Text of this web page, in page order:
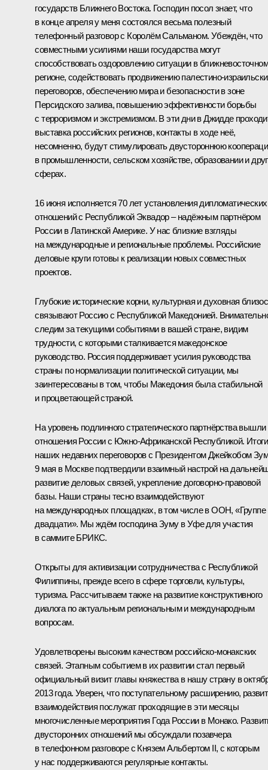
государств Ближнего Востока. Господин посол знает, что
в конце апреля у меня состоялся весьма полезный
телефонный разговор с Королём Сальманом. Убеждён, что
совместными усилиями наши государства могут
способствовать оздоровлению ситуации в ближневосточном
регионе, содействовать продвижению палестино-
переговоров, обеспечению мира и безопасности в зоне
Персидского залива, повышению эффективности борьбы
с терроризмом и экстремизмом. В эти дни в Джидде
выставка российских регионов, контакты в ходе неё,
несомненно, будут стимулировать двустороннюю
в промышленности, сельском хозяйстве, образовании и
сферах.
16 июня исполняется 70 лет установления дипломатических
отношений с Республикой Эквадор – надёжным партнёром
России в Латинской Америке. У нас близкие взгляды
на международные и региональные проблемы. Российские
деловые круги готовы к реализации новых совместных
проектов.
Глубокие исторические корни, культурная и духовная
связывают Россию с Республикой Македонией.
следим за текущими событиями в вашей стране, видим
трудности, с которыми сталкивается македонское
руководство. Россия поддерживает усилия руководства
страны по нормализации политической ситуации, мы
заинтересованы в том, чтобы Македония была стабильной
и процветающей страной.
На уровень подлинного стратегического партнёрства вышли
отношения России с Южно-Африканской Республикой. Итоги
наших недавних переговоров с ПрезидентомДжейкобом
9 мая в Москве подтвердили взаимный настрой на
развитие деловых связей, укрепление договорно-правовой
базы. Наши страны тесно взаимодействуют
на международных площадках, в том числе в ООН, «Группе
двадцати». Мы ждём господина Зуму в Уфе для участия
в саммите БРИКС.
Открыты для активизации сотрудничества с Республикой
Филиппины, прежде всего в сфере торговли, культуры,
туризма. Рассчитываем также на развитие конструктивного
диалога по актуальным региональным и международным
вопросам.
Удовлетворены высоким качеством российско-монакских
связей. Этапным событием в их развитии стал первый
официальный визит главы княжества в нашу страну в
2013 года. Уверен, что поступательному расширению,
взаимодействия послужат проходящие в эти месяцы
многочисленные мероприятия Года России в Монако.
двусторонних отношений мы обсуждали позавчера
в телефонном разговоре с Князем Альбертом II, с которым
у нас поддерживаются регулярные контакты.